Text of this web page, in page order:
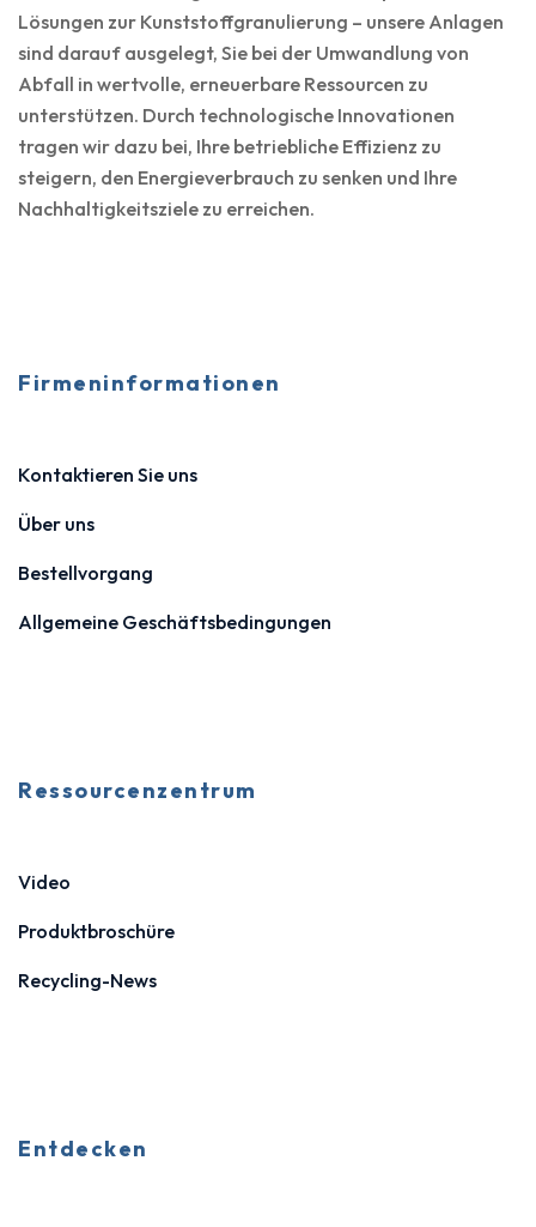
Lösungen zur Kunststoffgranulierung – unsere Anlagen
sind darauf ausgelegt, Sie bei der Umwandlung von
Abfall in wertvolle, erneuerbare Ressourcen zu
unterstützen. Durch technologische Innovationen
tragen wir dazu bei, Ihre betriebliche Effizienz zu
steigern, den Energieverbrauch zu senken und Ihre
Nachhaltigkeitsziele zu erreichen.
Firmeninformationen
Kontaktieren Sie uns
Über uns
Bestellvorgang
Allgemeine Geschäftsbedingungen
Ressourcenzentrum
Video
Produktbroschüre
Recycling-News
Entdecken